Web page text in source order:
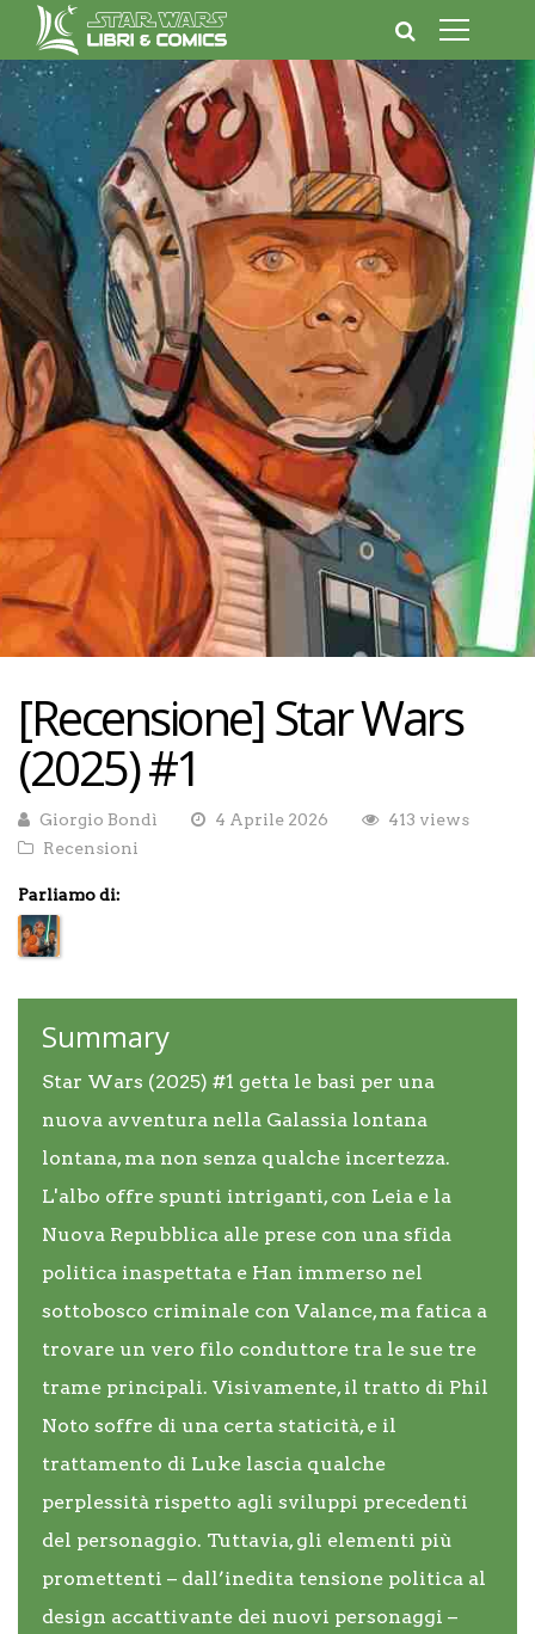
[Recensione] Star Wars
(2025) #1
Giorgio Bondì 4 Aprile 2026
413 views
Recensioni
Parliamo di:
Summary
Star Wars (2025) #1 getta le basi per una
nuova avventura nella Galassia lontana
lontana, ma non senza qualche incertezza.
L'albo offre spunti intriganti, con Leia e la
Nuova Repubblica alle prese con una sfida
politica inaspettata e Han immerso nel
sottobosco criminale con Valance, ma fatica a
trovare un vero filo conduttore tra le sue tre
trame principali. Visivamente, il tratto di Phil
Noto soffre di una certa staticità, e il
trattamento di Luke lascia qualche
perplessità rispetto agli sviluppi precedenti
del personaggio. Tuttavia, gli elementi più
promettenti – dall’inedita tensione politica al
design accattivante dei nuovi personaggi –